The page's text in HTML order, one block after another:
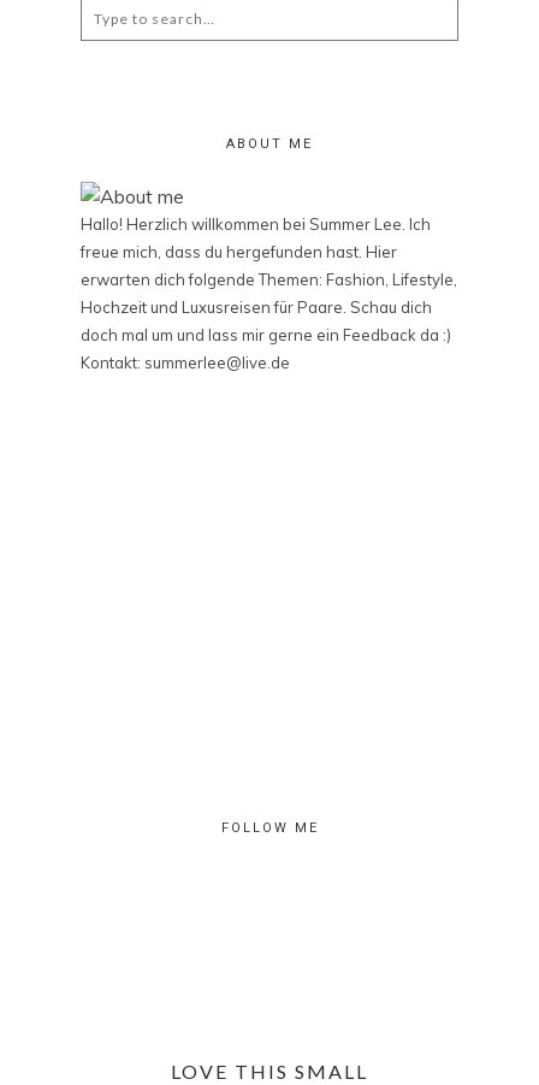
for:
ABOUT ME
Hallo! Herzlich willkommen bei Summer Lee. Ich
freue mich, dass du hergefunden hast. Hier
erwarten dich folgende Themen: Fashion, Lifestyle,
Hochzeit und Luxusreisen für Paare. Schau dich
doch mal um und lass mir gerne ein Feedback da :)
Kontakt: summerlee@live.de
FOLLOW ME
LOVE THIS SMALL